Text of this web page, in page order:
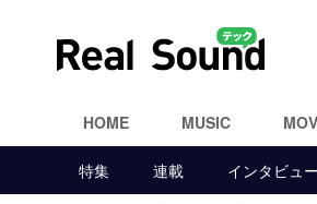
HOME MUSIC
特集 連載 インタビュー